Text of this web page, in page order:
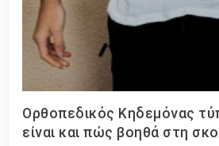
Ορθοπεδικός Κηδεμόνας
είναι και πώς βοηθά στη